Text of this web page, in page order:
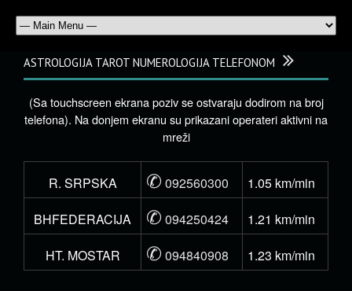
ASTROLOGIJA TAROT NUMEROLOGIJA TELEFONOM
(Sa touchscreen ekrana poziv se ostvaraju dodirom na broj
telefona). Na donjem ekranu su prikazani operateri aktivni na
mreži
R. SRPSKA ✆ 092560300
1.05 km/min
BHFEDERACIJA
✆ 094250424
1.21 km/min
HT. MOSTAR
✆ 094840908 1.23 km/min